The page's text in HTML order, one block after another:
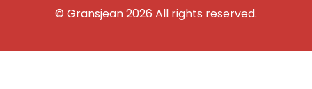
© Gransjean 2026 All rights reserved.